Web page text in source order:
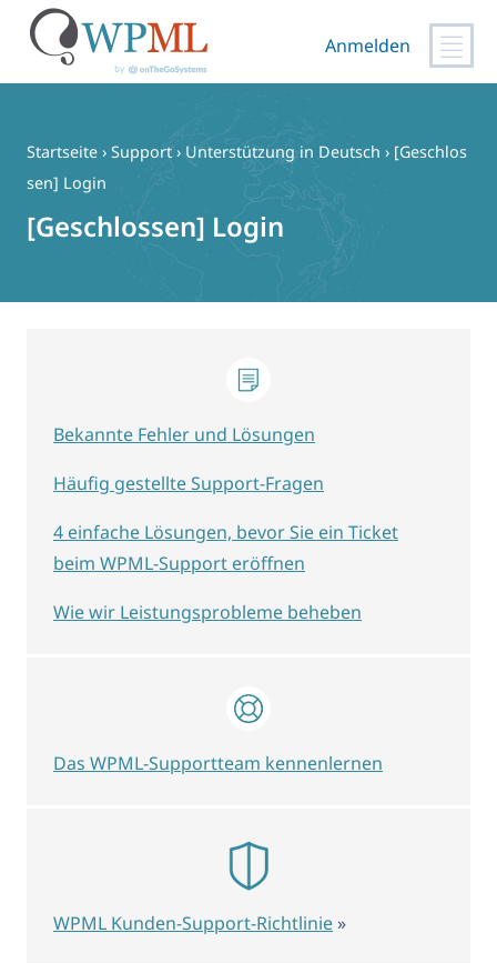
springen
Anmelden
Startseite › Support › Unterstützung in Deutsch › [Geschlos
sen] Login
[Geschlossen] Login
Bekannte Fehler und Lösungen
Häufig gestellte Support-Fragen
4 einfache Lösungen, bevor Sie ein Ticket
beim WPML-Support eröffnen
Wie wir Leistungsprobleme beheben
Das WPML-Supportteam kennenlernen
WPML Kunden-Support-Richtlinie »